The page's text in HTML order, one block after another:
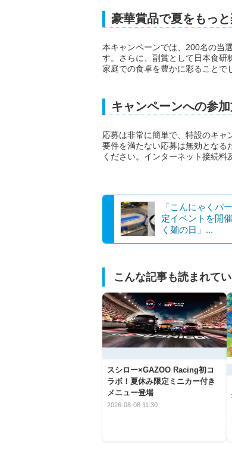
豪華賞品で夏をもっと
本キャンペーンでは、200名の当
す。さらに、副賞として日本食研
家庭での食卓を豊かに彩ることで
キャンペーンへの参
応募は非常に簡単で、特設のキャ
要件を満たない応募は無効となる
ください。インターネット接続料
「こんにゃくパ
定イベントを開
く麺の日」...
こんな記事も読まれて
スシロー×GAZOO Racing初コ
ラボ！夏休み限定ミニカー付き
メニュー登場
2026-08-08 11:30